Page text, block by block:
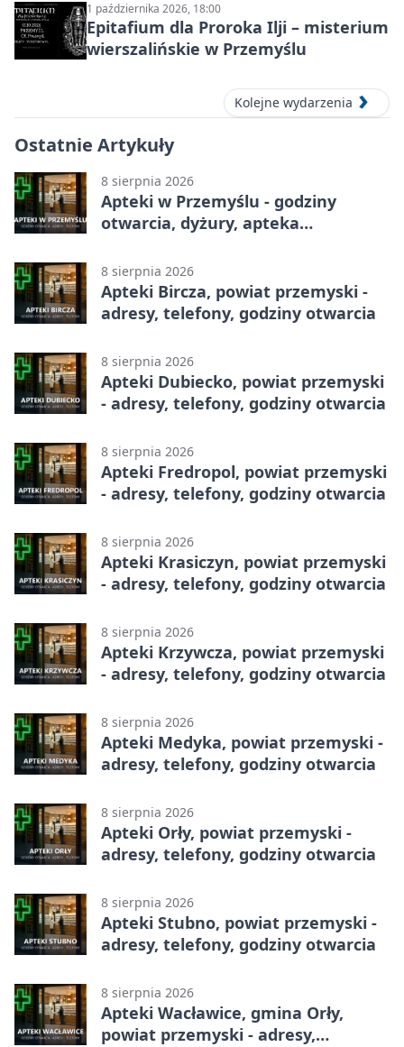
1 października 2026, 18:00
Epitafium dla Proroka Ilji – misterium
wierszalińskie w Przemyślu
Kolejne wydarzenia
Ostatnie Artykuły
8 sierpnia 2026
Apteki w Przemyślu - godziny
otwarcia, dyżury, apteka
8 sierpnia 2026
Apteki Bircza, powiat przemyski -
adresy, telefony, godziny otwarcia
8 sierpnia 2026
Apteki Dubiecko, powiat przemyski
- adresy, telefony, godziny otwarcia
8 sierpnia 2026
Apteki Fredropol, powiat przemyski
- adresy, telefony, godziny otwarcia
8 sierpnia 2026
Apteki Krasiczyn, powiat przemyski
- adresy, telefony, godziny otwarcia
8 sierpnia 2026
Apteki Krzywcza, powiat przemyski
- adresy, telefony, godziny otwarcia
8 sierpnia 2026
Apteki Medyka, powiat przemyski -
adresy, telefony, godziny otwarcia
8 sierpnia 2026
Apteki Orły, powiat przemyski -
adresy, telefony, godziny otwarcia
8 sierpnia 2026
Apteki Stubno, powiat przemyski -
adresy, telefony, godziny otwarcia
8 sierpnia 2026
Apteki Wacławice, gmina Orły,
powiat przemyski - adresy,